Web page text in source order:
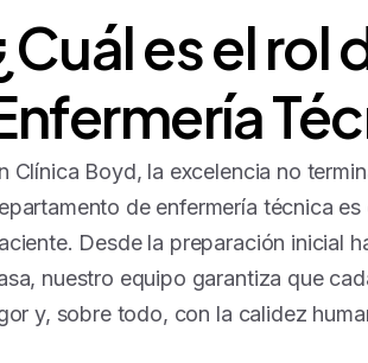
eselrol
Clínica Boyd, la excelencia no
de enfermería técnica
Desde la preparación inicial
nuestro equipo garantiza que
y, sobre todo, con la calidez